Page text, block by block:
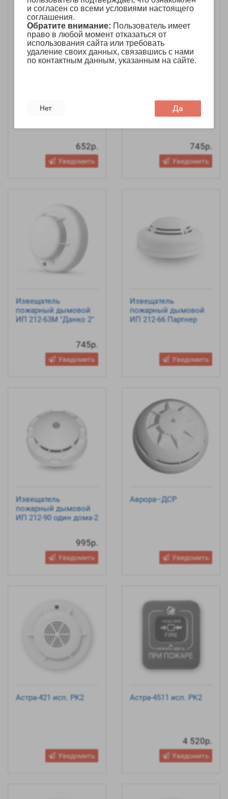
и согласен со всеми условиями настоящего
соглашения.
Обратите внимание: Пользователь имеет
право в любой момент отказаться от
использования сайта или требовать
удаление своих данных, связавшись с нами
по контактным данным, указанным на сайте.
Нет Да
пожарный дымовой
652р.
Уведомить
Извещатель
пожарный дымовой
745р.
Уведомить
Извещатель
пожарный дымовой
ИП 212-63М "Данко 2"
745р.
Уведомить
Извещатель
пожарный дымовой
ИП 212-66 Партнер
Уведомить
Извещатель
пожарный дымовой
ИП 212-90 один дома-2
995р.
Уведомить
Аврора–ДСР
Уведомить
Астра-421 исп. РК2
Уведомить
Астра-4511 исп. РК2
4 520р.
Уведомить